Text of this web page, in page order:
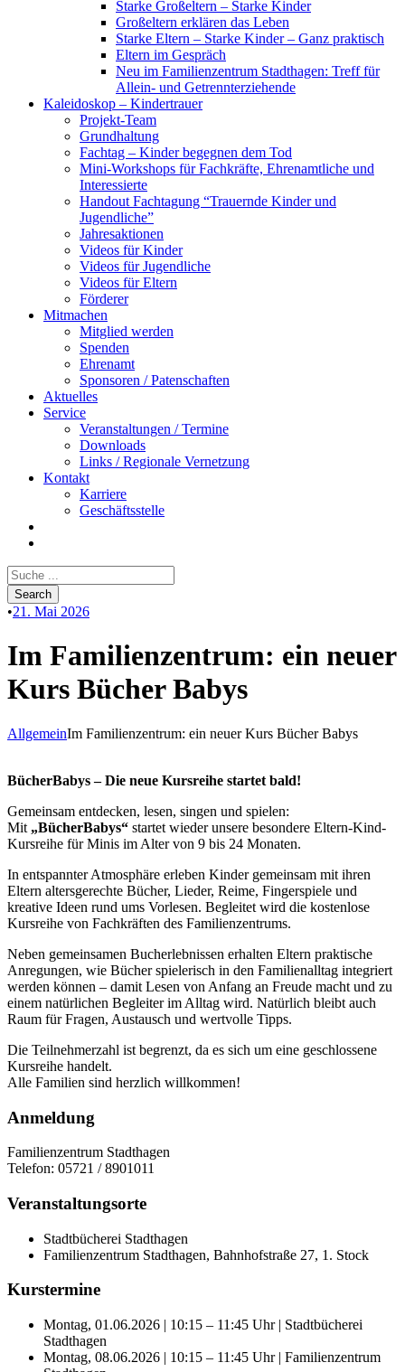
Starke Großeltern – Starke Kinder
Großeltern erklären das Leben
Starke Eltern – Starke Kinder – Ganz praktisch
Eltern im Gespräch
Neu im Familienzentrum Stadthagen: Treff für
Allein- und Getrennterziehende
Kaleidoskop – Kindertrauer
Projekt-Team
Grundhaltung
Fachtag – Kinder begegnen dem Tod
Mini-Workshops für Fachkräfte, Ehrenamtliche und
Interessierte
Handout Fachtagung “Trauernde Kinder und
Jugendliche”
Jahresaktionen
Videos für Kinder
Videos für Jugendliche
Videos für Eltern
Förderer
Mitmachen
Mitglied werden
Spenden
Ehrenamt
Sponsoren / Patenschaften
Aktuelles
Service
Veranstaltungen / Termine
Downloads
Links / Regionale Vernetzung
Kontakt
Karriere
Geschäftsstelle
•21. Mai 2026
Im Familienzentrum: ein neuer
Kurs Bücher Babys
AllgemeinIm Familienzentrum: ein neuer Kurs Bücher Babys
BücherBabys – Die neue Kursreihe startet bald!
Gemeinsam entdecken, lesen, singen und spielen:
Mit „BücherBabys“ startet wieder unsere besondere Eltern-Kind-
Kursreihe für Minis im Alter von 9 bis 24 Monaten.
In entspannter Atmosphäre erleben Kinder gemeinsam mit ihren
Eltern altersgerechte Bücher, Lieder, Reime, Fingerspiele und
kreative Ideen rund ums Vorlesen. Begleitet wird die kostenlose
Kursreihe von Fachkräften des Familienzentrums.
Neben gemeinsamen Bucherlebnissen erhalten Eltern praktische
Anregungen, wie Bücher spielerisch in den Familienalltag integriert
werden können – damit Lesen von Anfang an Freude macht und zu
einem natürlichen Begleiter im Alltag wird. Natürlich bleibt auch
Raum für Fragen, Austausch und wertvolle Tipps.
Die Teilnehmerzahl ist begrenzt, da es sich um eine geschlossene
Kursreihe handelt.
Alle Familien sind herzlich willkommen!
Anmeldung
Familienzentrum Stadthagen
Telefon: 05721 / 8901011
Veranstaltungsorte
Stadtbücherei Stadthagen
Familienzentrum Stadthagen, Bahnhofstraße 27, 1. Stock
Kurstermine
Montag, 01.06.2026 | 10:15 – 11:45 Uhr | Stadtbücherei
Stadthagen
Montag, 08.06.2026 | 10:15 – 11:45 Uhr | Familienzentrum